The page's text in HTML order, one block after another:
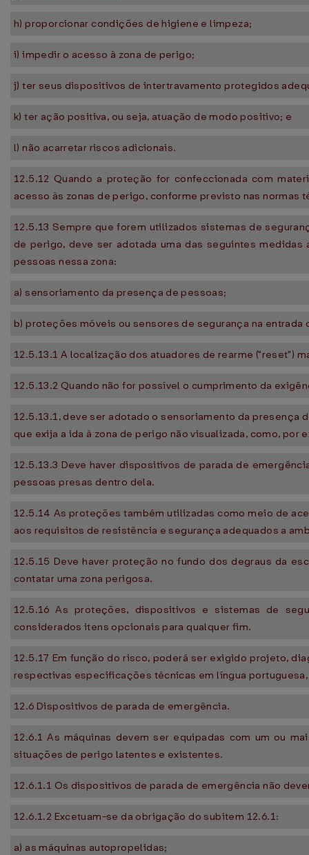
h) proporcionar condições de higiene e limpeza;
i) impedir o acesso à zona de perigo;
j) ter seus dispositivos de intertravamento protegidos
k) ter ação positiva, ou seja, atuação de modo positivo; e
l) não acarretar riscos adicionais.
12.5.12 Quando a proteção for confeccionada com
acesso às zonas de perigo, conforme previsto nas
12.5.13 Sempre que forem utilizados sistemas de
de perigo, deve ser adotada uma das seguintes
pessoas nessa zona:
a) sensoriamento da presença de pessoas;
b) proteções móveis ou sensores de segurança na
12.5.13.1 A localização dos atuadores de rearme ("reset")
12.5.13.2 Quando não for possível o cumprimento da
12.5.13.1, deve ser adotado o sensoriamento da
que exija a ida à zona de perigo não visualizada, como, por
12.5.13.3 Deve haver dispositivos de parada de
pessoas presas dentro dela.
12.5.14 As proteções também utilizadas como meio de
aos requisitos de resistência e segurança adequados a
12.5.15 Deve haver proteção no fundo dos degraus da
contatar uma zona perigosa.
12.5.16 As proteções, dispositivos e sistemas de
considerados itens opcionais para qualquer fim.
12.5.17 Em função do risco, poderá ser exigido projeto,
respectivas especificações técnicas em língua
12.6 Dispositivos de parada de emergência.
12.6.1 As máquinas devem ser equipadas com um ou
situações de perigo latentes e existentes.
12.6.1.1 Os dispositivos de parada de emergência não
12.6.1.2 Excetuam-se da obrigação do subitem 12.6.1:
a) as máquinas autopropelidas;